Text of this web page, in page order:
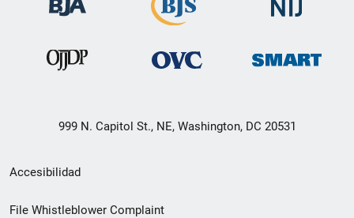
999 N. Capitol St., NE, Washington, DC 20531
Menú
de
Accesibilidad
File Whistleblower Complaint